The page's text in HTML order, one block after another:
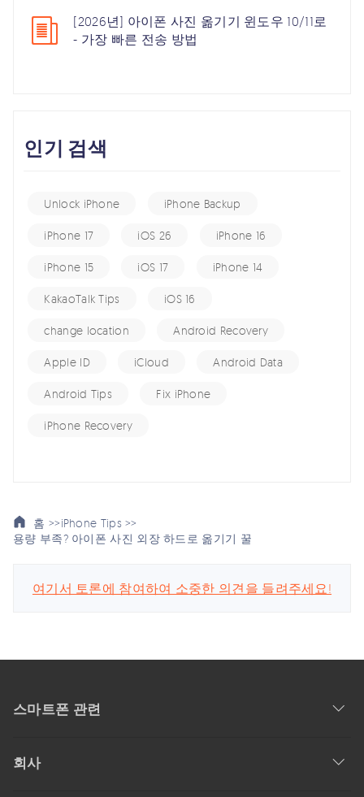
[2026년] 아이폰 사진 옮기기 윈도우 10/11로
- 가장 빠른 전송 방법
인기 검색
Unlock iPhone iPhone Backup
iPhone 17 iOS 26 iPhone 16
iPhone 15 iOS 17 iPhone 14
KakaoTalk Tips iOS 16
change location Android Recovery
Apple ID iCloud Android Data
Android Tips Fix iPhone
iPhone Recovery
홈 >>iPhone Tips >>
용량 부족? 아이폰 사진 외장 하드로 옮기기 꿀
여기서 토론에 참여하여 소중한 의견을 들려주세요!
스마트폰 관련
회사